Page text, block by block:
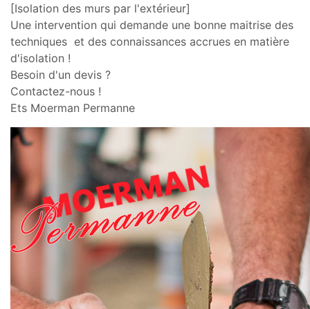
[Isolation des murs par l'extérieur]
Une intervention qui demande une bonne maitrise des
techniques et des connaissances accrues en matière
d'isolation !
Besoin d'un devis ?
Contactez-nous !
Ets Moerman Permanne